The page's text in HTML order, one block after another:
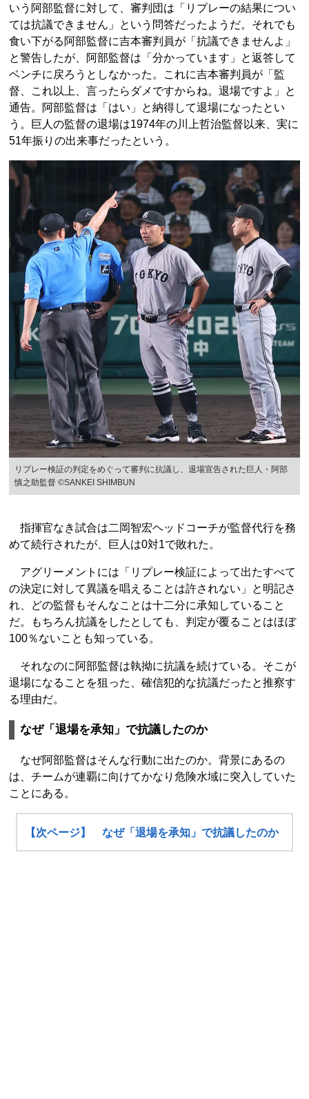
いう阿部監督に対して、審判団は「リプレーの結果につい
ては抗議できません」という問答だったようだ。それでも
食い下がる阿部監督に吉本審判員が「抗議できませんよ」
と警告したが、阿部監督は「分かっています」と返答して
ベンチに戻ろうとしなかった。これに吉本審判員が「監
督、これ以上、言ったらダメですからね。退場ですよ」と
通告。阿部監督は「はい」と納得して退場になったとい
う。巨人の監督の退場は1974年の川上哲治監督以来、実に
51年振りの出来事だったという。
リプレー検証の判定をめぐって審判に抗議し、退場宣告された巨人・阿部
慎之助監督 ©︎SANKEI SHIMBUN
指揮官なき試合は二岡智宏ヘッドコーチが監督代行を務
めて続行されたが、巨人は0対1で敗れた。
アグリーメントには「リプレー検証によって出たすべて
の決定に対して異議を唱えることは許されない」と明記さ
れ、どの監督もそんなことは十二分に承知していること
だ。もちろん抗議をしたとしても、判定が覆ることはほぼ
100％ないことも知っている。
それなのに阿部監督は執拗に抗議を続けている。そこが
退場になることを狙った、確信犯的な抗議だったと推察す
る理由だ。
なぜ「退場を承知」で抗議したのか
なぜ阿部監督はそんな行動に出たのか。背景にあるの
は、チームが連覇に向けてかなり危険水域に突入していた
ことにある。
【次ページ】 なぜ「退場を承知」で抗議したのか